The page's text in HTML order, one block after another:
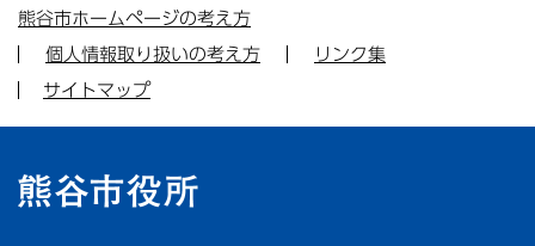
熊谷市ホームページの考え方
個人情報取り扱いの考え方
リンク集
サイトマップ